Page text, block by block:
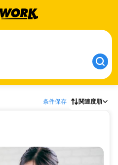
条件保存 関連度順